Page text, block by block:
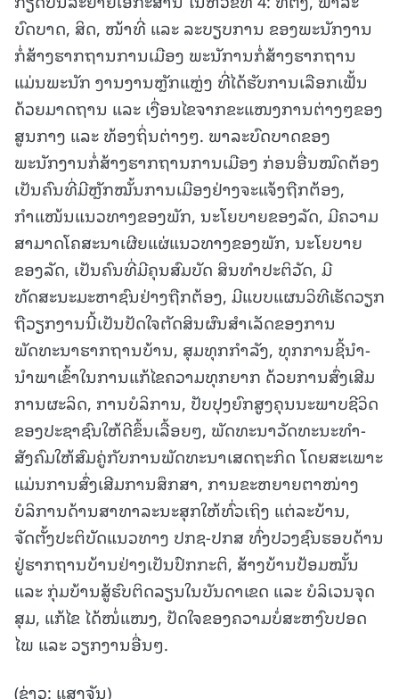
ບົດບາດ, ສິດ, ໜ້າທີ່ ແລະ ລະບຽບການ ຂອງພະນັກງານ
ກໍ່ສ້າງຮາກຖານການເມືອງ ພະນັການກໍ່ສ້າງຮາກຖານ
ແມ່ນພະນັກ ງານງານຫຼັກແຫຼ່ງ ທີ່ໄດ້ຮັບການເລືອກເຟັ້ນ
ດ້ວຍມາດຖານ ແລະ ເງື່ອນໄຂຈາກຂະແໜງການຕ່າງໆຂອງ
ສູນກາງ ແລະ ທ້ອງຖິ່ນຕ່າງໆ. ພາລະບົດບາດຂອງ
ພະນັກງານກໍ່ສ້າງຮາກຖານການເມືອງ ກ່ອນອື່ນໝົດຕ້ອງ
ເປັນຄົນທີ່ມີຫຼັກໝັ້ນການເມືອງຢ່າງຈະແຈ້ງຖືກຕ້ອງ,
ກຳແໜ້ນແນວທາງຂອງພັກ, ນະໂຍບາຍຂອງລັດ, ມີຄວາມ
ສາມາດໂຄສະນາເຜີຍແຜ່ແນວທາງຂອງພັກ, ນະໂຍບາຍ
ຂອງລັດ, ເປັນຄົນທີ່ມີຄຸນສົມບັດ ສິນທຳປະຕິວັດ, ມີ
ທັດສະນະມະຫາຊົນຢ່າງຖືກຕ້ອງ, ມີແບບແຜນວິທີເຮັດວຽກ
ຖືວຽກງານນີ້ເປັນປັດໃຈຕັດສິນຜົນສໍາເລັດຂອງການ
ພັດທະນາຮາກຖານບ້ານ, ສຸມທຸກກຳລັງ, ທຸກການຊີ້ນໍາ-
ນໍາພາເຂົ້າໃນການແກ້ໄຂຄວາມທຸກຍາກ ດ້ວຍການສົ່ງເສີມ
ການຜະລິດ, ການບໍລິການ, ປັບປຸງຍົກສູງຄຸນນະພາບຊີວິດ
ຂອງປະຊາຊົນໃຫ້ດີຂຶ້ນເລື້ອຍໆ, ພັດທະນາວັດທະນະທຳ-
ສັງຄົມໃຫ້ສົມຄູ່ກັບການພັດທະນາເສດຖະກິດ ໂດຍສະເພາະ
ແມ່ນການສົ່ງເສີມການສຶກສາ, ການຂະຫຍາຍຕາໜ່າງ
ບໍລິການດ້ານສາທາລະນະສຸກໃຫ້ທົ່ວເຖິງ ແຕ່ລະບ້ານ,
ຈັດຕັ້ງປະຕິບັດແນວທາງ ປກຊ-ປກສ ທົ່ງປວງຊົນຮອບດ້ານ
ຢູ່ຮາກຖານບ້ານຢ່າງເປັນປົກກະຕິ, ສ້າງບ້ານປ້ອມໝັ້ນ
ແລະ ກຸ່ມບ້ານສູ້ຮົບຕິດລຽນໃນບັນດາເຂດ ແລະ ບໍລິເວນຈຸດ
ສຸມ, ແກ້ໄຂ ໄດ້ໜໍ່ແໜງ, ປັດໃຈຂອງຄວາມບໍ່ສະຫງົບປອດ
ໄພ ແລະ ວຽກງານອື່ນໆ.
(ຂ່າວ: ແສງຈັນ)